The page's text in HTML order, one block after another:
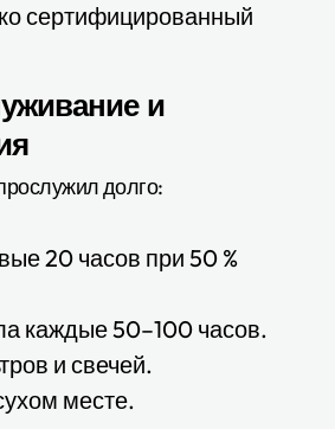
сертифицированный
и
долго:
20 часов при 50 %
каждые 50–100 часов.
и свечей.
месте.